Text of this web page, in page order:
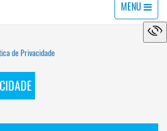
MENU
de Privacidade